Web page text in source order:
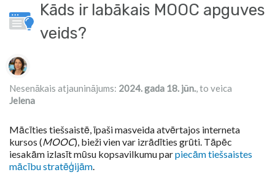
Kāds ir labākais MOOC apguves
veids?
Authors list
Nesenākais atjauninājums: 2024. gada 18. jūn., to veica
Jelena
Mācīties tiešsaistē, īpaši masveida atvērtajos interneta
kursos (MOOC), bieži vien var izrādīties grūti. Tāpēc
iesakām izlasīt mūsu kopsavilkumu parpiecām tiešsaistes
mācību stratēģijām.